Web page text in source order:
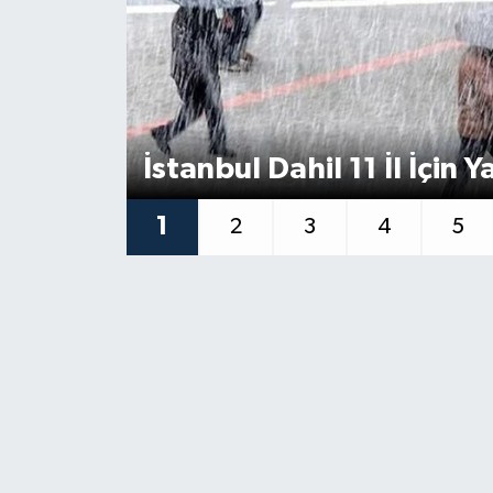
İstanbul Dahil 11 İl İçin
1 2 3 4 5